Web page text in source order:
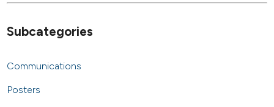
Subcategories
Communications
Posters